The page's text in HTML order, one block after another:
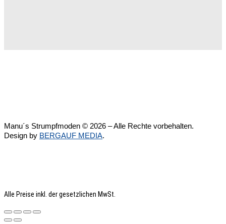
Manu´s Strumpfmoden © 2026 – Alle Rechte vorbehalten.
Design by BERGAUF MEDIA.
Alle Preise inkl. der gesetzlichen MwSt.